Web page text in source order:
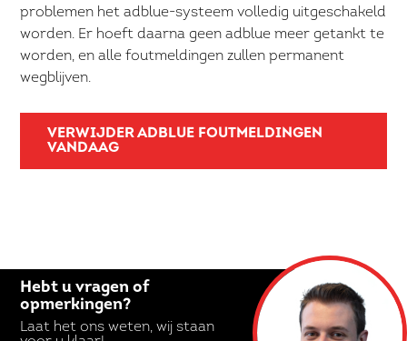
problemen het adblue-systeem volledig uitgeschakeld
worden. Er hoeft daarna geen adblue meer getankt te
worden, en alle foutmeldingen zullen permanent
wegblijven.
VERWIJDER ADBLUE FOUTMELDINGEN
VANDAAG
Hebt u vragen of
opmerkingen?
Laat het ons weten, wij staan